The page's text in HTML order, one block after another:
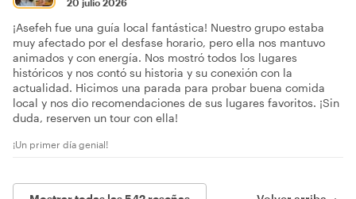
20 julio 2026
¡Asefeh fue una guía local fantástica! Nuestro grupo estaba
muy afectado por el desfase horario, pero ella nos mantuvo
animados y con energía. Nos mostró todos los lugares
históricos y nos contó su historia y su conexión con la
actualidad. Hicimos una parada para probar buena comida
local y nos dio recomendaciones de sus lugares favoritos. ¡Sin
duda, reserven un tour con ella!
¡Un primer día genial!